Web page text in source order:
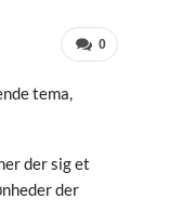
0
tema,
der sig et
der